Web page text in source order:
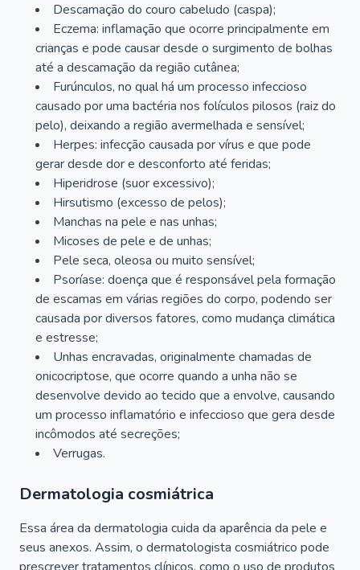
Descamação do couro cabeludo (caspa);
Eczema: inflamação que ocorre principalmente em
crianças e pode causar desde o surgimento de bolhas
até a descamação da região cutânea;
Furúnculos, no qual há um processo infeccioso
causado por uma bactéria nos folículos pilosos (raiz do
pelo), deixando a região avermelhada e sensível;
Herpes: infecção causada por vírus e que pode
gerar desde dor e desconforto até feridas;
Hiperidrose (suor excessivo);
Hirsutismo (excesso de pelos);
Manchas na pele e nas unhas;
Micoses de pele e de unhas;
Pele seca, oleosa ou muito sensível;
Psoríase: doença que é responsável pela formação
de escamas em várias regiões do corpo, podendo ser
causada por diversos fatores, como mudança climática
e estresse;
Unhas encravadas, originalmente chamadas de
onicocriptose, que ocorre quando a unha não se
desenvolve devido ao tecido que a envolve, causando
um processo inflamatório e infeccioso que gera desde
incômodos até secreções;
Verrugas.
Dermatologia cosmiátrica
Essa área da dermatologia cuida da aparência da pele e
seus anexos. Assim, o dermatologista cosmiátrico pode